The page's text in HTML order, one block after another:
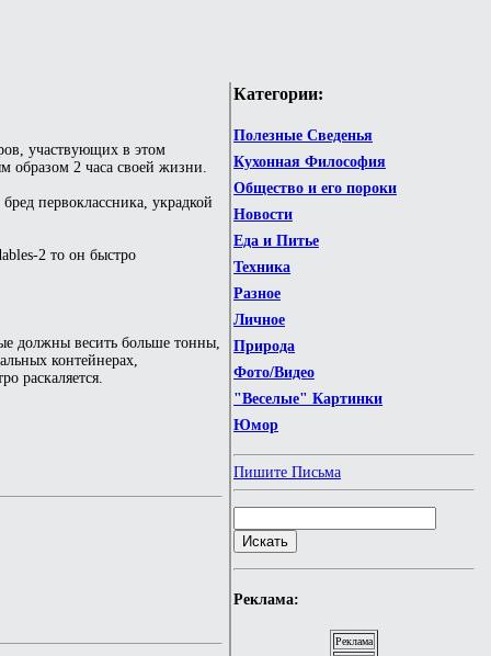
Категории:
Полезные Сведенья
Кухонная Философия
Общество и его пороки
Новости
Еда и Питье
Техника
Разное
Личное
Природа
Фото/Видео
"Веселые" Картинки
Юмор
Пишите Письма
Реклама:
Реклама
участвующих в этом
2 часа своей жизни.
первоклассника, украдкой
2 то он быстро
должны весить больше тонны,
контейнерах,
раскаляется.